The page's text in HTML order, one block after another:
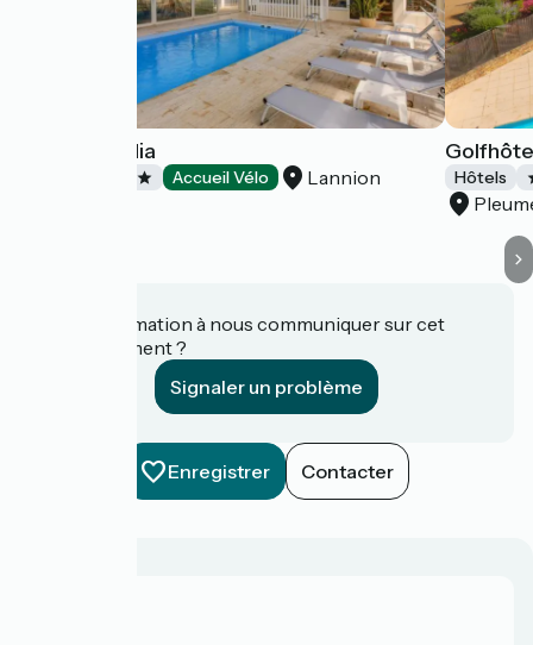
Hôtel Arcadia
Accueil Vélo Lannion Hôtels
Une information à nous communiquer sur cet
établissement ?
Signaler un problème
Enregistrer Contacter